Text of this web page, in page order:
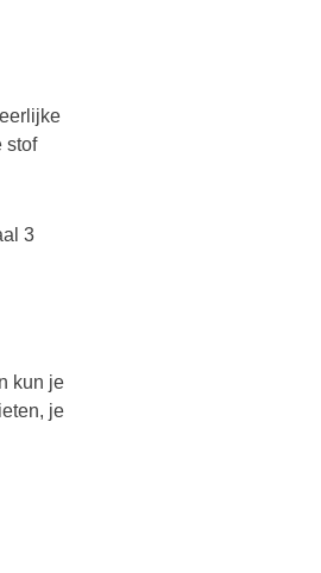
stof
3
kun je
je